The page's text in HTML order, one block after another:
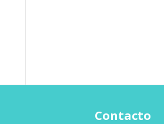
Contacto